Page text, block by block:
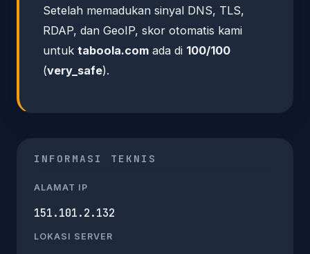
Setelah memadukan sinyal DNS, TLS,
RDAP, dan GeoIP, skor otomatis kami
untuk taboola.com ada di 100/100
(very_safe).
INFORMASI TEKNIS
ALAMAT IP
151.101.2.132
LOKASI SERVER